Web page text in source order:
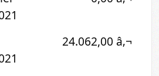
24.062,00 â‚¬